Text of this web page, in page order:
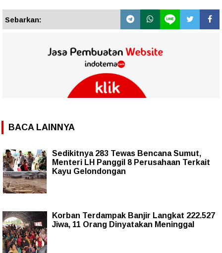
Sebarkan:
BACA LAINNYA
Sedikitnya 283 Tewas Bencana Sumut,
Menteri LH Panggil 8 Perusahaan Terkait
Kayu Gelondongan
Korban Terdampak Banjir Langkat 222.527
Jiwa, 11 Orang Dinyatakan Meninggal